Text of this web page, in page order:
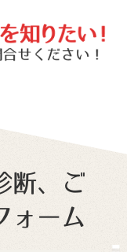
断、ご
ォーム